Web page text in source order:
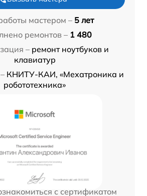
мастером – 5 лет
ремонтов – 1 480
– ремонт ноутбуков и
клавиатур
КНИТУ-КАИ, «Мехатроника и
робототехника»
с сертификатом